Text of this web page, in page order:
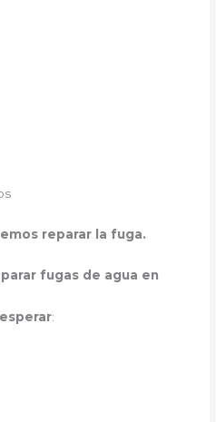
reparar la fuga.
fugas de agua en
: